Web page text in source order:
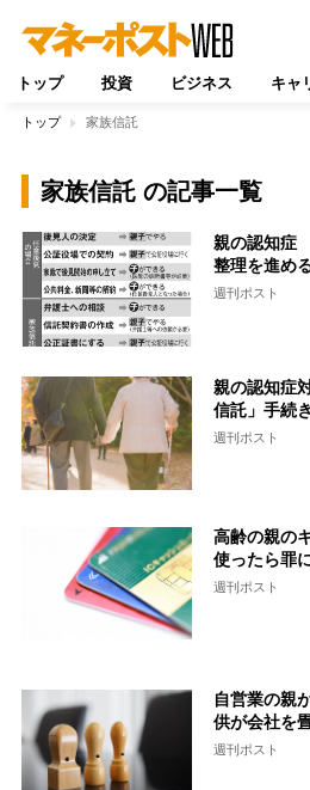
トップ 投資 ビジネス キャ
トップ 家族信託
家族信託 の記事一覧
親の認知症
整理を進め
週刊ポスト
親の認知症
信託」手続
週刊ポスト
高齢の親の
使ったら罪
週刊ポスト
自営業の親
供が会社を
週刊ポスト